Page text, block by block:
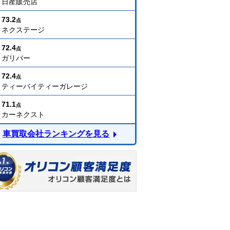
73.2点
ネクステージ
72.4点
ガリバー
72.4点
ティーバイティーガレージ
71.1点
カーネクスト
車買取会社ランキングを見る